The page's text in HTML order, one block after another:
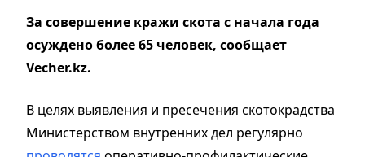
За совершение кражи скота с начала года
осуждено более 65 человек, сообщает
Vecher.kz.
В целях выявления и пресечения скотокрадства
Министерством внутренних дел регулярно